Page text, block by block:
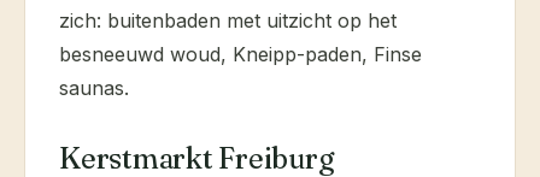
zich: buitenbaden met uitzicht op het
besneeuwd woud, Kneipp-paden, Finse
saunas.
Kerstmarkt Freiburg